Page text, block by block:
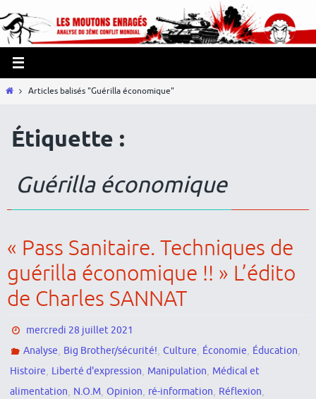
vers
le
contenu
HomeArticles balisés "Guérilla économique"
Étiquette :
Guérilla économique
« Pass Sanitaire. Techniques de
guérilla économique !! » L’édito
de Charles SANNAT
mercredi 28 juillet 2021
Analyse, Big Brother/sécurité!,Culture, Économie, Éducation,
Histoire, Liberté d'expression, Manipulation, Médical et
alimentation, N.O.M, Opinion, ré-information, Réflexion,